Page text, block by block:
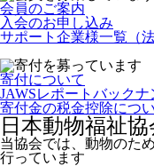
会員のご案内
入会のお申し込み
サポート企業様一覧（
寄付について
JAWSレポートバックナ
寄付金の税金控除につ
日本動物福祉
当協会では、動物のた
行っています